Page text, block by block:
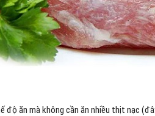
độ ăn mà không cần ăn nhiều thịt nạc